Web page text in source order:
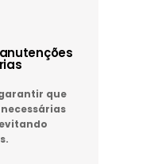
que